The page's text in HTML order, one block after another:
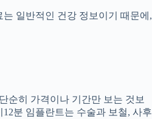
는 일반적인 건강 정보이기 때문에,
순히 가격이나 기간만 보는 것보
분 임플란트는 수술과 보철, 사후